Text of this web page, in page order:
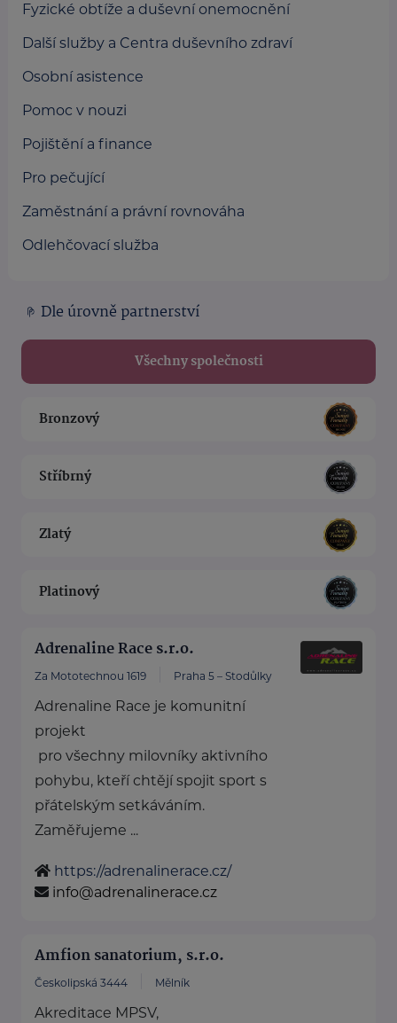
Fyzické obtíže a duševní onemocnění
Další služby a Centra duševního zdraví
Osobní asistence
Pomoc v nouzi
Pojištění a finance
Pro pečující
Zaměstnání a právní rovnováha
Odlehčovací služba
Dle úrovně partnerství
Všechny společnosti
Bronzový
Stříbrný
Zlatý
Platinový
Adrenaline Race s.r.o.
Za Mototechnou 1619 Praha 5 – Stodůlky
Adrenaline Race je komunitní
projekt
pro všechny milovníky aktivního
pohybu, kteří chtějí spojit sport s
přátelským setkáváním.
Zaměřujeme ...
https://adrenalinerace.cz/
info@adrenalinerace.cz
Amfion sanatorium, s.r.o.
Českolipská 3444 Mělník
Akreditace MPSV,